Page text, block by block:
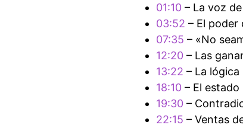
01:10 – La voz
03:52 – El poder
07:35 – «No
12:20 – Las
13:22 – La
18:10 – El
19:30 –
22:15 – Ventas